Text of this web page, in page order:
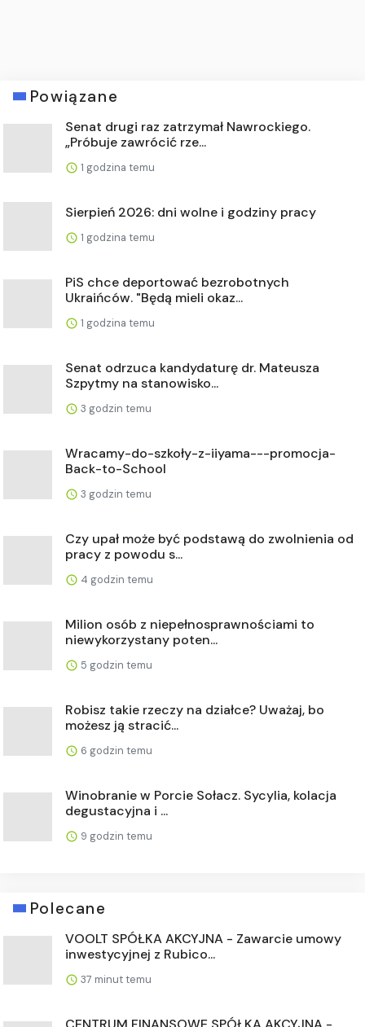
Powiązane
Senat drugi raz zatrzymał Nawrockiego.
„Próbuje zawrócić rze...
1 godzina temu
Sierpień 2026: dni wolne i godziny pracy
1 godzina temu
PiS chce deportować bezrobotnych
Ukraińców. "Będą mieli okaz...
1 godzina temu
Senat odrzuca kandydaturę dr. Mateusza
Szpytmy na stanowisko...
3 godzin temu
Wracamy-do-szkoły-z-iiyama---promocja-
Back-to-School
3 godzin temu
Czy upał może być podstawą do zwolnienia od
pracy z powodu s...
4 godzin temu
Milion osób z niepełnosprawnościami to
niewykorzystany poten...
5 godzin temu
Robisz takie rzeczy na działce? Uważaj, bo
możesz ją stracić...
6 godzin temu
Winobranie w Porcie Sołacz. Sycylia, kolacja
degustacyjna i ...
9 godzin temu
Polecane
VOOLT SPÓŁKA AKCYJNA - Zawarcie umowy
inwestycyjnej z Rubico...
37 minut temu